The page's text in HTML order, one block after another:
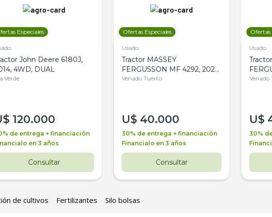
Especiales
John Deere 6180J,
4WD, DUAL
Verde
120.000
de entrega + financiación
en 3 años
Consultar
Ofertas Especiales
Usado
Tractor MASSEY
FERGUSSON MF 4292, 2020,
4WD, PATON
Venado Tuerto
U$ 40.000
30% de entrega + financiación
Financialo en 3 años
Consultar
Ofertas
Usado
4WD,
Venado
U$
30%
de cultivos Fertilizantes Silo bolsas